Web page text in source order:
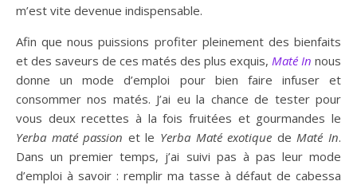
m’est vite devenue indispensable.
Afin que nous puissions profiter pleinement des bienfaits
et des saveurs de ces matés des plus exquis, Maté In nous
donne un mode d’emploi pour bien faire infuser et
consommer nos matés. J’ai eu la chance de tester pour
vous deux recettes à la fois fruitées et gourmandes le
Yerba maté passion et le Yerba Maté exotique de Maté In.
Dans un premier temps, j’ai suivi pas à pas leur mode
d’emploi à savoir : remplir ma tasse à défaut de cabessa